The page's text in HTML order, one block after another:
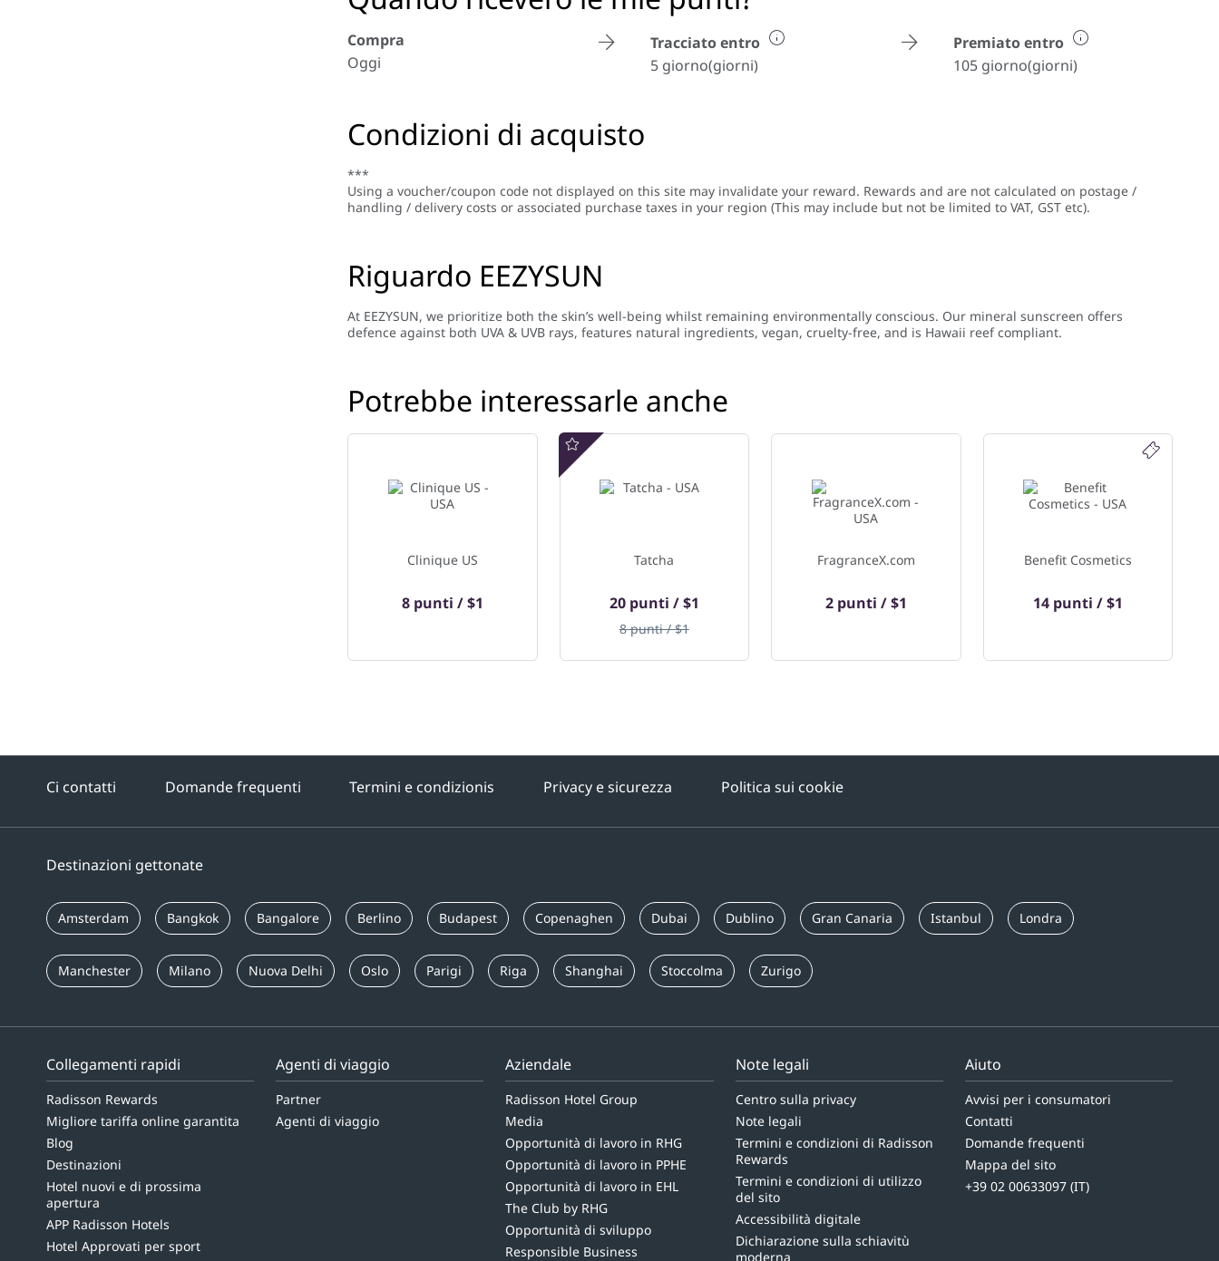
Compra
Oggi
Tracciato entro
5 giorno(giorni)
Premiato entro
105 giorno(giorni)
Condizioni di acquisto
***
Using a voucher/coupon code not displayed on this site may invalidate your reward. Rewards and are not calculated on postage /
handling / delivery costs or associated purchase taxes in your region (This may include but not be limited to VAT, GST etc).
Riguardo EEZYSUN
At EEZYSUN, we prioritize both the skin’s well-being whilst remaining environmentally conscious. Our mineral sunscreen offers
defence against both UVA & UVB rays, features natural ingredients, vegan, cruelty-free, and is Hawaii reef compliant.
Potrebbe interessarle anche
Clinique US
8 punti / $1
Tatcha
20 punti / $1
8 punti / $1
Offerta speciale
FragranceX.com
2 punti / $1
Benefit Cosmetics
14 punti / $1
Ci contatti Domande frequenti Termini e condizionis Privacy e sicurezza Politica sui cookie
Destinazioni gettonate
Amsterdam Bangkok Bangalore Berlino Budapest Copenaghen Dubai Dublino Gran Canaria Istanbul Londra
Manchester Milano Nuova Delhi Oslo Parigi Riga Shanghai Stoccolma Zurigo
Collegamenti rapidi
Radisson Rewards
Migliore tariffa online garantita
Blog
Destinazioni
Hotel nuovi e di prossima
apertura
APP Radisson Hotels
Hotel Approvati per sport
Agenti di viaggio
Partner
Agenti di viaggio
Aziendale
Radisson Hotel Group
Media
Opportunità di lavoro in RHG
Opportunità di lavoro in PPHE
Opportunità di lavoro in EHL
The Club by RHG
Opportunità di sviluppo
Responsible Business
Note legali
Centro sulla privacy
Note legali
Termini e condizioni di Radisson
Rewards
Termini e condizioni di utilizzo
del sito
Accessibilità digitale
Dichiarazione sulla schiavitù
moderna
Aiuto
Avvisi per i consumatori
Contatti
Domande frequenti
Mappa del sito
+39 02 00633097 (IT)